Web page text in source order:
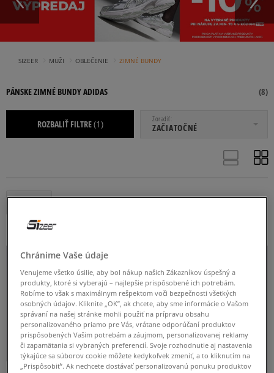
SIZEER MUŽI OBLEČENIE ZIMNÉ BUNDY
PÁNSKE ZIMNÉ BUNDY ADIDAS (8)
ROZBALIŤ FILTRE(1) Zoradiť
ZAČIATOČNÉ
OD DO
ŠTANDARDNÝ
-10 % S KÓDOM: TOP (MIN. 70 €) -10 % S KÓDOM: TOP (MIN. 70 €)
Chránime Vaše údaje
Venujeme všetko úsilie, aby bol nákup našich Zákazníkov úspešný a
produkty, ktoré si vyberajú – najlepšie prispôsobené ich potrebám.
Robíme to však s maximálnym rešpektom voči bezpečnosti všetkých
osobných údajov. Kliknite „OK”, ak chcete, aby sme informácie o Vašom
správaní na našej stránke mohli použiť na prípravu obsahu
personalizovaného priamo pre Vás, vrátane odporúčaní produktov
prispôsobených Vašim potrebám a záujmom, personalizovanej reklamy
či zapamätania si vybraných preferencií. Svoje rozhodnutie aj nastavenia
týkajúce sa súborov cookie môžete kedykoľvek zmeniť, a to kliknutím na
„Prispôsobiť”. Ak nechcete dostávať personalizovanú ponuku produktov